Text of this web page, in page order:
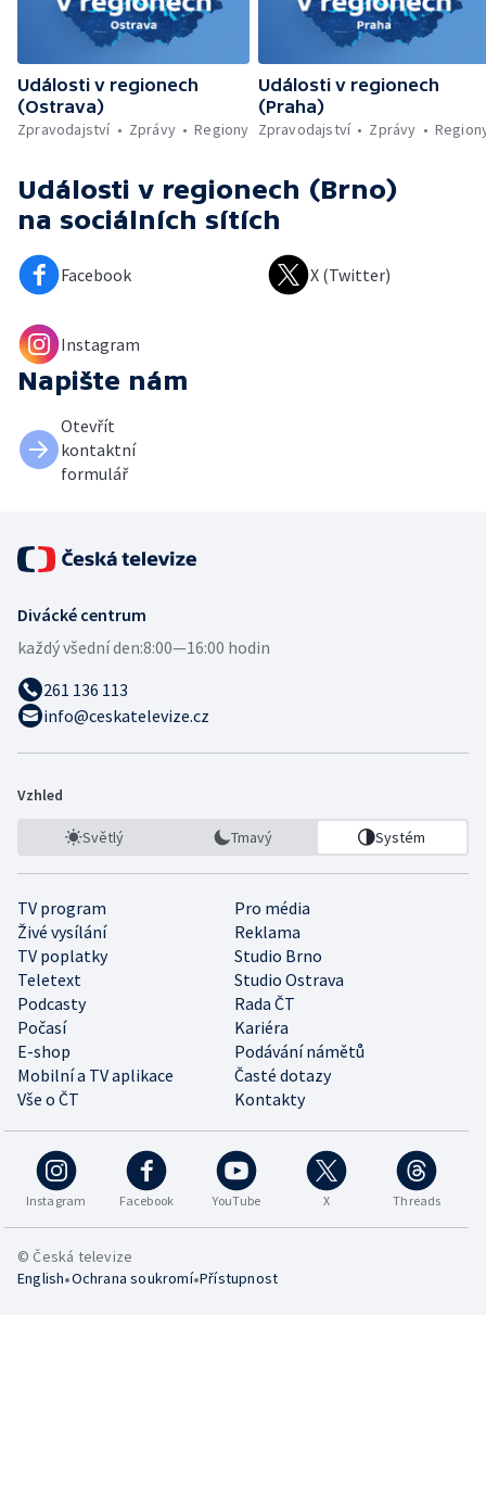
Události v regionech
(Ostrava)
Zpravodajství
Zprávy Regiony
Události v regionech
(Praha)
Zpravodajství
Zprávy
Události v regionech (Brno)
na sociálních sítích
Facebook X (Twitter)
Instagram
Napište nám
Otevřít
kontaktní
formulář
Divácké centrum
každý všední den:8:00—16:00 hodin
261 136 113
info@ceskatelevize.cz
Vzhled
Světlý Tmavý Systém
TV program
Pro média
Živé vysílání
Reklama
TV poplatky
Studio Brno
Teletext
Studio Ostrava
Podcasty
Rada ČT
Počasí
Kariéra
E-shop
Podávání námětů
Mobilní a TV aplikace
Časté dotazy
Vše o ČT
Kontakty
Instagram Facebook YouTube X Threads
© Česká televize
English•Ochrana soukromí•Přístupnost